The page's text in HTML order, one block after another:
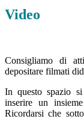
Video
Consigliamo di
depositare filmati
In questo spazio
inserire un
Ricordarsi che